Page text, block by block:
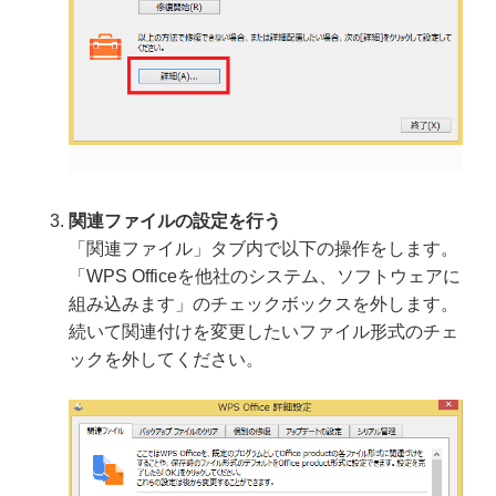
関連ファイルの設定を行う
「関連ファイル」タブ内で以下の操作をします。
「WPS Officeを他社のシステム、ソフトウェアに
組み込みます」のチェックボックスを外します。
続いて関連付けを変更したいファイル形式のチェ
ックを外してください。